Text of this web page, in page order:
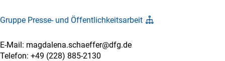
Gruppe Presse- und Öffentlichkeitsarbeit
E-Mail: magdalena.schaeffer@dfg.de
Telefon: +49 (228) 885-2130